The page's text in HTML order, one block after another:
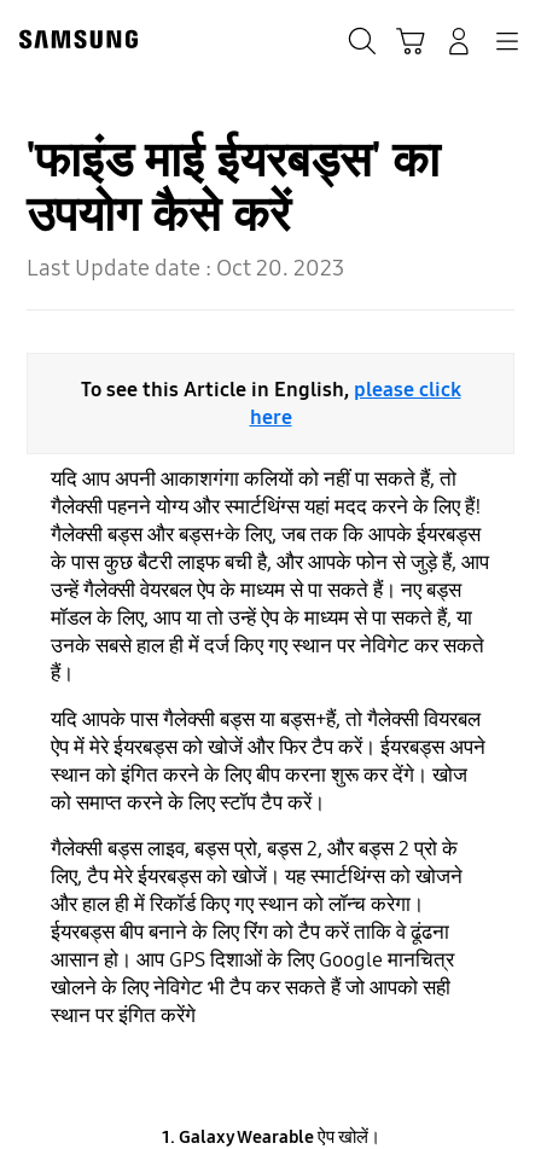
content
'फाइंड माई ईयरबड्स' का
उपयोग कैसे करें
Last Update date : Oct 20. 2023
To see this Article in English, please click
here
यदि आप अपनी आकाशगंगा कलियों को नहीं पा सकते हैं, तो
गैलेक्सी पहनने योग्य और स्मार्टथिंग्स यहां मदद करने के लिए हैं!
गैलेक्सी बड्स और बड्स+के लिए, जब तक कि आपके ईयरबड्स
के पास कुछ बैटरी लाइफ बची है, और आपके फोन से जुड़े हैं, आप
उन्हें गैलेक्सी वेयरबल ऐप के माध्यम से पा सकते हैं। नए बड्स
मॉडल के लिए, आप या तो उन्हें ऐप के माध्यम से पा सकते हैं, या
उनके सबसे हाल ही में दर्ज किए गए स्थान पर नेविगेट कर सकते
हैं।
यदि आपके पास गैलेक्सी बड्स या बड्स+हैं, तो गैलेक्सी वियरबल
ऐप में मेरे ईयरबड्स को खोजें और फिर टैप करें। ईयरबड्स अपने
स्थान को इंगित करने के लिए बीप करना शुरू कर देंगे। खोज
को समाप्त करने के लिए स्टॉप टैप करें।
गैलेक्सी बड्स लाइव, बड्स प्रो, बड्स 2, और बड्स 2 प्रो के
लिए, टैप मेरे ईयरबड्स को खोजें। यह स्मार्टथिंग्स को खोजने
और हाल ही में रिकॉर्ड किए गए स्थान को लॉन्च करेगा।
ईयरबड्स बीप बनाने के लिए रिंग को टैप करें ताकि वे ढूंढना
आसान हो। आप GPS दिशाओं के लिए Google मानचित्र
खोलने के लिए नेविगेट भी टैप कर सकते हैं जो आपको सही
स्थान पर इंगित करेंगे
1. Galaxy Wearableऐप खोलें।